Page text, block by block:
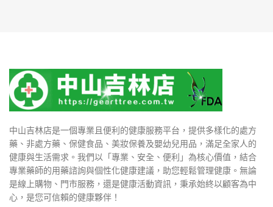
中山吉林店是一個專業且便利的健康服務平台，提供多樣化的處方
藥、非處方藥、保健食品、美妝保養及嬰幼兒用品，滿足全家人的
健康與生活需求。我們以「專業、安全、便利」為核心價值，結合
專業藥師的用藥諮詢與個性化健康建議，助您輕鬆管理健康。無論
是線上購物、門市服務，還是健康活動資訊，秉承始終以顧客為中
心，是您可信賴的健康夥伴！